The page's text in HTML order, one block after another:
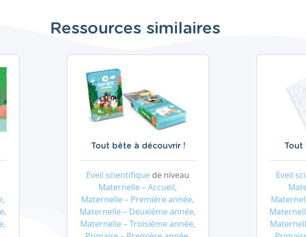
Ressources similaires
Tout bête à découvrir !
Eveil scientifique de niveau
Maternelle – Accueil,
Maternelle – Première année,
Maternelle – Deuxième année,
Maternelle – Troisième année,
Tout
Eveil